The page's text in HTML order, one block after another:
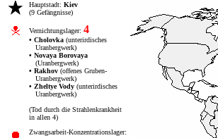
Hauptstadt: Kiev
(9 Gefängnisse)
Vernichtungslager: 4
• Cholovka(unterirdisches
Uranbergwerk)
• Novaya Borovaya
(Uranbergwerk)
• Rakhov(offenes Gruben-
Uranbergwerk)
• Zheltye Vody(unterirdisches
Uranbergwerk)
(Tod durch die Strahlen­krankheit
in allen 4)
Zwangsarbeit-Konzentrationslager: